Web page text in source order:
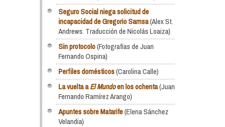
Seguro Social niega solicitud de
incapacidad de Gregorio Samsa(Alex St.
Andrews. Traducción de Nicolás Loaiza)
Sin protocolo(Fotografías de Juan
Fernando Ospina)
Perfiles domésticos(Carolina Calle)
La vuelta aEl Mundoen los ochenta(Juan
Fernando Ramírez Arango)
Apuntes sobre Matarife(Elena Sánchez
Velandia)